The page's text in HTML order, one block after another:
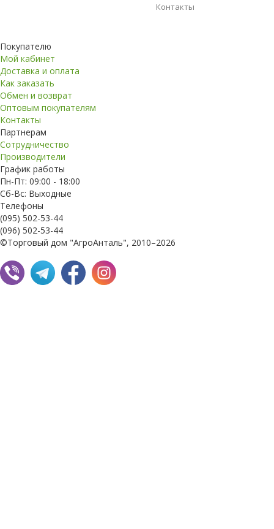
Контакты
Покупателю
Мой кабинет
Доставка и оплата
Как заказать
Обмен и возврат
Оптовым покупателям
Контакты
Партнерам
Сотрудничество
Производители
График работы
Пн-Пт: 09:00 - 18:00
Сб-Вс: Выходные
Телефоны
(095) 502-53-44
(096) 502-53-44
©Торговый дом "АгроАнталь", 2010–2026